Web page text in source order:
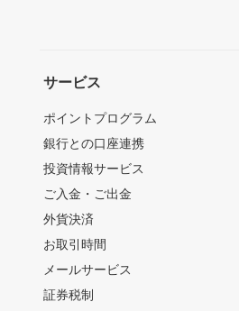
サービス
ポイントプログラム
銀行との口座連携
投資情報サービス
ご入金・ご出金
外貨決済
お取引時間
メールサービス
証券税制